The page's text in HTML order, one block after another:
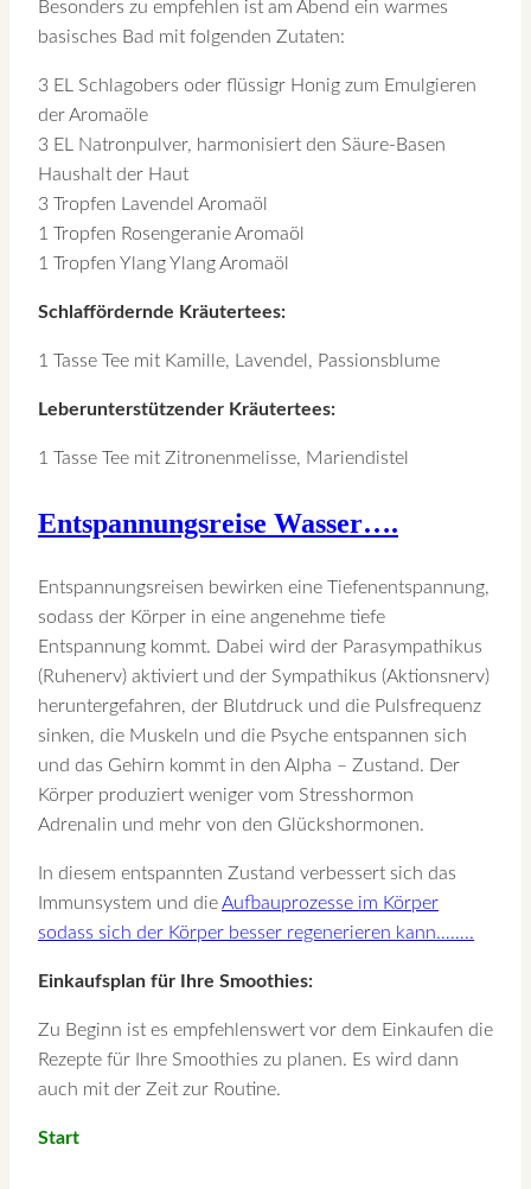
Besonders zu empfehlen ist am Abend ein warmes
basisches Bad mit folgenden Zutaten:
3 EL Schlagobers oder flüssigr Honig zum Emulgieren
der Aromaöle
3 EL Natronpulver, harmonisiert den Säure-Basen
Haushalt der Haut
3 Tropfen Lavendel Aromaöl
1 Tropfen Rosengeranie Aromaöl
1 Tropfen Ylang Ylang Aromaöl
Schlaffördernde Kräutertees:
1 Tasse Tee mit Kamille, Lavendel, Passionsblume
Leberunterstützender Kräutertees:
1 Tasse Tee mit Zitronenmelisse, Mariendistel
Entspannungsreise Wasser….
Entspannungsreisen bewirken eine Tiefenentspannung,
sodass der Körper in eine angenehme tiefe
Entspannung kommt. Dabei wird der Parasympathikus
(Ruhenerv) aktiviert und der Sympathikus (Aktionsnerv)
heruntergefahren, der Blutdruck und die Pulsfrequenz
sinken, die Muskeln und die Psyche entspannen sich
und das Gehirn kommt in den Alpha – Zustand. Der
Körper produziert weniger vom Stresshormon
Adrenalin und mehr von den Glückshormonen.
In diesem entspannten Zustand verbessert sich das
Immunsystem und dieAufbauprozesse im Körper
sodass sich der Körper besser regenerieren kann……..
Einkaufsplan für Ihre Smoothies:
Zu Beginn ist es empfehlenswert vor dem Einkaufen die
Rezepte für Ihre Smoothies zu planen. Es wird dann
auch mit der Zeit zur Routine.
Start